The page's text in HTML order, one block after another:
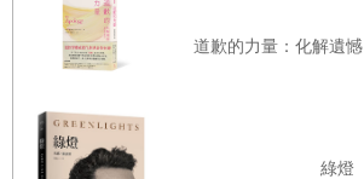
有度任性，不犧牲也能贏得尊重
怒氣懂發洩，不會傷人與自傷
延伸閱讀：【保存版】洩憤筆記的寫法～
我不但不接受別人的肯定，還一再恐嚇自
還差得遠，要是鬆懈就完蛋了。」
如今回想，從前那個我，實在太用力、太
話雖如此，但若不是當時的我那麼拚命，
道歉的力量：化解遺憾
綠燈